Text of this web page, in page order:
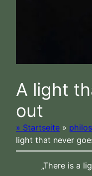
A light
out
» Startseite »
light that never
„There is a